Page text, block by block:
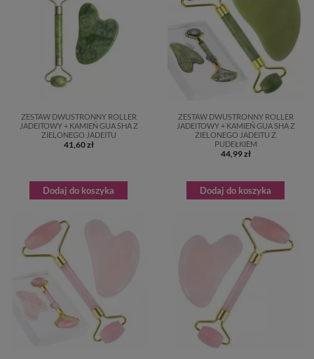
ZESTAW DWUSTRONNY ROLLER
JADEITOWY + KAMIEŃ GUA SHA Z
ZIELONEGO JADEITU
41,60 zł
Dodaj do koszyka
ZESTAW DWUSTRONNY ROLLER
JADEITOWY + KAMIEŃ GUA SHA Z
ZIELONEGO JADEITU Z
PUDEŁKIEM
44,99 zł
Dodaj do koszyka